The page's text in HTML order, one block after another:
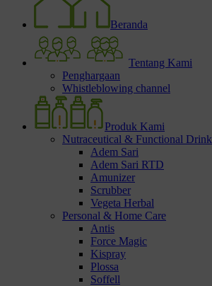
Beranda
Tentang Kami
Penghargaan
Whistleblowing channel
Produk Kami
Nutraceutical & Functional Drink
Adem Sari
Adem Sari RTD
Amunizer
Scrubber
Vegeta Herbal
Personal & Home Care
Antis
Force Magic
Kispray
Plossa
Soffell